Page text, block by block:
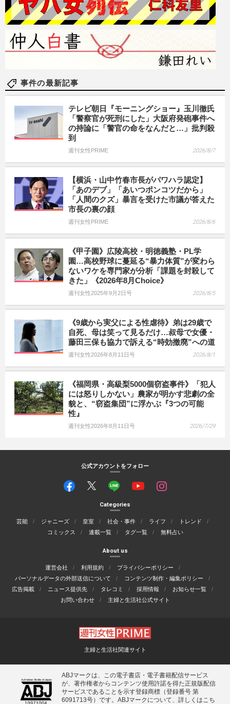
事件の最新記事
テレビ朝日『モーニングショー』玉川徹氏
「警察官が死刑にした」大阪府発砲事件へ
の持論に「警官の命をなんだと…」批判殺
到
週刊女性PRIME 2026/8/7
【横浜・山中竹春市長がパワハラ認定】
「あのデブ」「あいつポンコツだから」
「人間のクズ」暴言を受けた市議が答えた
市長の裏の顔
週刊女性PRIME 2026/8/6
《甲子園》広陵高校・明徳義塾・PL学
園…高校野球に蔓延る“暴力体質”が変わら
ないワケを専門家が分析「課題を封殺して
きた」《2026年8月Choice》
週刊女性2025年9月2日号 2026/8/5
《9歳から実父による性虐待》弟は29歳で
自死、母は笑って見るだけ…叔母で女優・
藤田三保も協力で訴える“時効撤廃”への道
週刊女性2026年8月11日号 2026/8/1
《福岡県・高級梨5000個窃盗事件》「犯人
には怒りしかない」農家が明かす悲劇の全
貌と、“窃盗集団”に浮かぶ『3つの可能
性』
週刊女性2026年8月11日号 2026/7/29
公式アカウントをフォロー
Categories
芸能 ジャニーズ 皇室 社会・事件 ライフ
トレンド
コミックス
連載一覧 タグ一覧 無料占い
About us
運営会社 利用規約
プライバシーポリシー
パーソナルデータの外部送信について
コンテンツ制作・編集ポリシー
広告掲載
ニュース提供先 タレコミ 採用情報
お知らせ一覧
お問い合わせ
主婦と生活社公式サイト
主婦と生活社関連サイト
ABJマークは、この電子書店・電子書籍配信サービス
が、著作権者からコンテンツ使用許諾を得た正規版配信
サービスであることを示す登録商標（登録番号 第
6091713号）です。ABJマークについて、詳しくはこち